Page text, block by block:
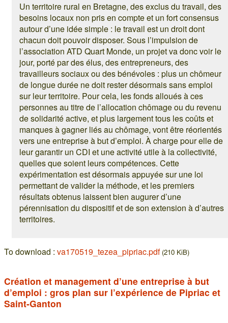
Un territoire rural en Bretagne, des exclus du travail, des
besoins locaux non pris en compte et un fort consensus
autour d’une idée simple : le travail est un droit dont
chacun doit pouvoir disposer. Sous l’impulsion de
l’association ATD Quart Monde, un projet va donc voir le
jour, porté par des élus, des entrepreneurs, des
travailleurs sociaux ou des bénévoles : plus un chômeur
de longue durée ne doit rester désormais sans emploi
sur leur territoire. Pour cela, les fonds alloués à ces
personnes au titre de l’allocation chômage ou du revenu
de solidarité active, et plus largement tous les coûts et
manques à gagner liés au chômage, vont être réorientés
vers une entreprise à but d’emploi. À charge pour elle de
leur garantir un CDI et une activité utile à la collectivité,
quelles que soient leurs compétences. Cette
expérimentation est désormais appuyée sur une loi
permettant de valider la méthode, et les premiers
résultats obtenus laissent bien augurer d’une
pérennisation du dispositif et de son extension à d’autres
territoires.
To download : va170519_tezea_pipriac.pdf (210 KiB)
Création et management d’une entreprise à but
d’emploi : gros plan sur l’expérience de Pipriac et
Saint-Ganton